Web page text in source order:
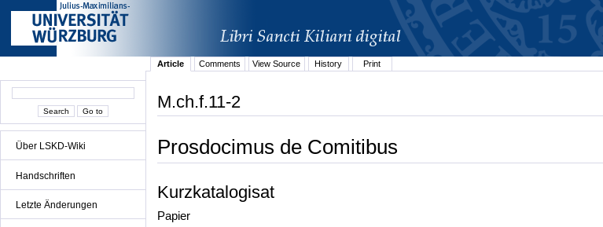
Über LSKD-Wiki
Handschriften
Letzte Änderungen
Article
Comments View Source History Print
M.ch.f.11-2
Prosdocimus de Comitibus
Kurzkatalogisat
Papier